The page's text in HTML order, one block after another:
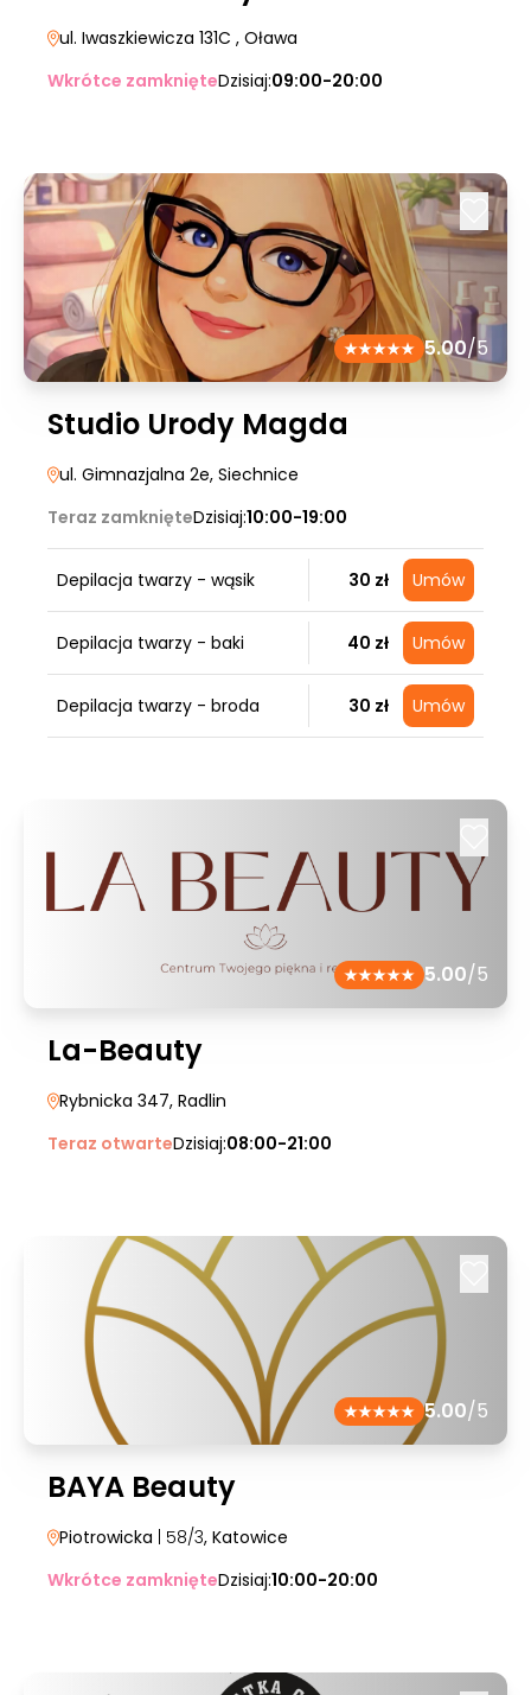
ul. Iwaszkiewicza 131C , Oława
Wkrótce zamknięteDzisiaj:09:00-20:00
5.00/5
Studio Urody Magda
ul. Gimnazjalna 2e, Siechnice
Teraz zamknięteDzisiaj:10:00-19:00
Depilacja twarzy - wąsik 30 zł Umów
Depilacja twarzy - baki 40 zł Umów
Depilacja twarzy - broda 30 zł Umów
5.00/5
La-Beauty
Rybnicka 347, Radlin
Teraz otwarteDzisiaj:08:00-21:00
5.00/5
BAYA Beauty
Piotrowicka | 58/3, Katowice
Wkrótce zamknięteDzisiaj:10:00-20:00